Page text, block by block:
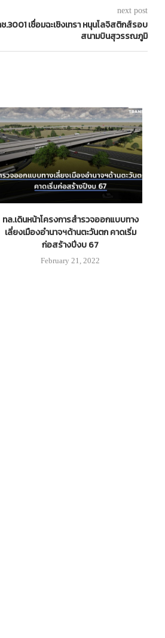
next post
.3001 เชื่อมฉะเชิงเทรา หนุนโลจิสติกส์รอบ
สนามบินสุวรรณภูมิ
ทล.เดินหน้าโครงการสำรวจออกแบบทาง
เลี่ยงเมืองอำนาจฯด้านตะวันตก คาดเริ่ม
ก่อสร้างปีงบ 67
February 21, 2022